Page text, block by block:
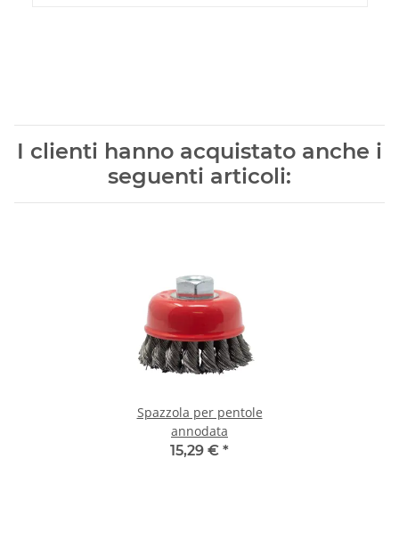
I clienti hanno acquistato anche i
seguenti articoli:
Spazzola per pentole
annodata
15,29 € *